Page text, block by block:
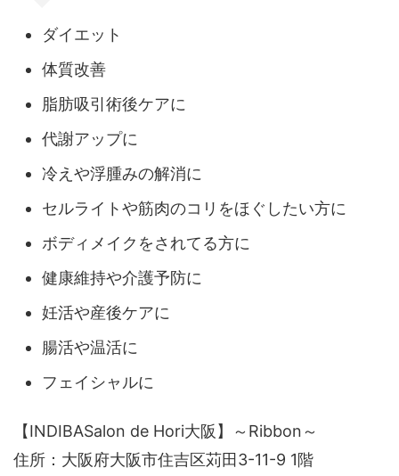
ダイエット
体質改善
脂肪吸引術後ケアに
代謝アップに
冷えや浮腫みの解消に
セルライトや筋肉のコリをほぐしたい方に
ボディメイクをされてる方に
健康維持や介護予防に
妊活や産後ケアに
腸活や温活に
フェイシャルに
【INDIBASalon de Hori大阪】～Ribbon～
住所：大阪府大阪市住吉区苅田3-11-9 1階